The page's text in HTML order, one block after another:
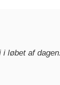
løbet af